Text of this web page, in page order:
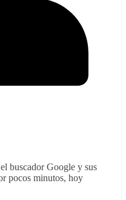
buscador Google y sus
pocos minutos, hoy